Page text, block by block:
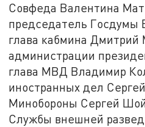
Совфеда Валентина
председатель Госдумы
глава кабмина Дмитрий
администрации
глава МВД Владимир
иностранных дел
Минобороны Сергей
Службы внешней